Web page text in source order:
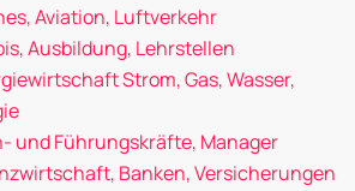
Aviation, Luftverkehr
Ausbildung, Lehrstellen
Strom, Gas, Wasser,
und Führungskräfte, Manager
Banken, Versicherungen